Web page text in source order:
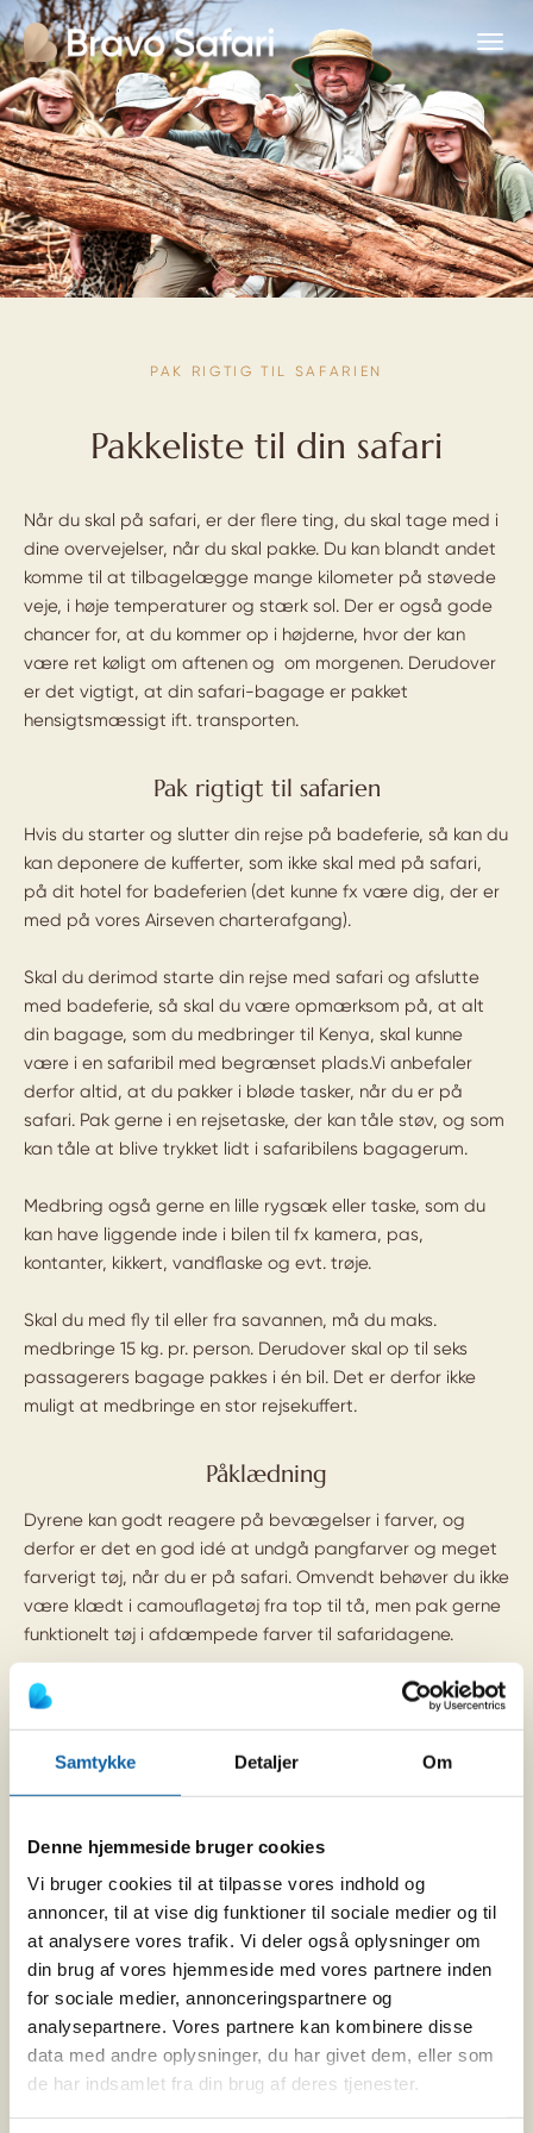
Samtykke Detaljer Om
Denne hjemmeside bruger cookies
Vi bruger cookies til at tilpasse vores indhold og
annoncer, til at vise dig funktioner til sociale medier og til
at analysere vores trafik. Vi deler også oplysninger om
din brug af vores hjemmeside med vores partnere inden
for sociale medier, annonceringspartnere og
analysepartnere. Vores partnere kan kombinere disse
data med andre oplysninger, du har givet dem, eller som
de har indsamlet fra din brug af deres tjenester.
PAK RIGTIG TIL SAFARIEN
Pakkeliste til din safari
Når du skal på safari, er der flere ting, du skal tage med i
dine overvejelser, når du skal pakke. Du kan blandt andet
komme til at tilbagelægge mange kilometer på støvede
veje, i høje temperaturer og stærk sol. Der er også gode
chancer for, at du kommer op i højderne, hvor der kan
være ret køligt om aftenen og om morgenen. Derudover
er det vigtigt, at din safari-bagage er pakket
hensigtsmæssigt ift. transporten.
Pak rigtigt til safarien
Hvis du starter og slutter din rejse på badeferie, så kan du
kan deponere de kufferter, som ikke skal med på safari,
på dit hotel for badeferien (det kunne fx være dig, der er
med på vores Airseven charterafgang).
Skal du derimod starte din rejse med safari og afslutte
med badeferie, så skal du være opmærksom på, at alt
din bagage, som du medbringer til Kenya, skal kunne
være i en safaribil med begrænset plads.Vi anbefaler
derfor altid, at du pakker i bløde tasker, når du er på
safari. Pak gerne i en rejsetaske, der kan tåle støv, og som
kan tåle at blive trykket lidt i safaribilens bagagerum.
Medbring også gerne en lille rygsæk eller taske, som du
kan have liggende inde i bilen til fx kamera, pas,
kontanter, kikkert, vandflaske og evt. trøje.
Skal du med fly til eller fra savannen, må du maks.
medbringe 15 kg. pr. person. Derudover skal op til seks
passagerers bagage pakkes i én bil. Det er derfor ikke
muligt at medbringe en stor rejsekuffert.
Påklædning
Dyrene kan godt reagere på bevægelser i farver, og
derfor er det en god idé at undgå pangfarver og meget
farverigt tøj, når du er på safari. Omvendt behøver du ikke
være klædt i camouflagetøj fra top til tå, men pak gerne
funktionelt tøj i afdæmpede farver til safaridagene.
Pak gerne tøj i lette og luftige materiale, der er
bomuld, da de tørrer langsomt – uld er derfor at
Barer og restauranter på de fleste camps og lodges
accepterer safaritøj. De 5-stjernede indkvarteringer ser
dog helst, at gæsterne klæder om inden middagen.
Hvis du har to eller flere nætter på samme camp eller
lodge, er der mulighed for at få vasket tøj mod et mindre
beløb.
Klimatiske forhold